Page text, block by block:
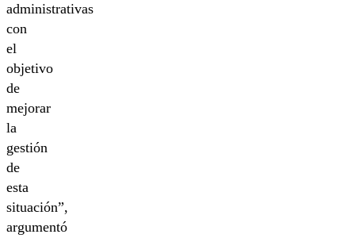
administrativas
con
el
objetivo
de
mejorar
la
gestión
de
esta
situación”,
argumentó